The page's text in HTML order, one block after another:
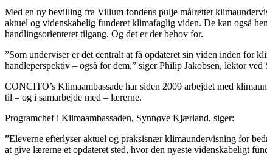
Med en ny bevilling fra Villum fondens pulje målrettet
aktuel og videnskabelig funderet klimafaglig viden. De kan også
handlingsorienteret tilgang. Og det er der behov for.
”Som underviser er det centralt at få opdateret sin viden inden for
handleperspektiv – også for dem,” siger Philip Jakobsen, lektor
CONCITO’s Klimaambassade har siden 2009 arbejdet med
til – og i samarbejde med – lærerne.
Programchef i Klimaambassaden, Synnøve Kjærland, siger:
”Eleverne efterlyser aktuel og praksisnær klimaundervisning for
at give lærerne et opdateret sted, hvor den nyeste videnskabeligt